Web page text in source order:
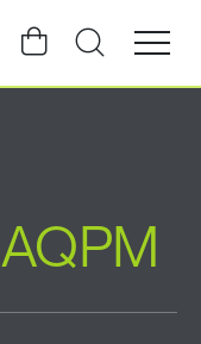
Ouvrir
la
du
AQPM